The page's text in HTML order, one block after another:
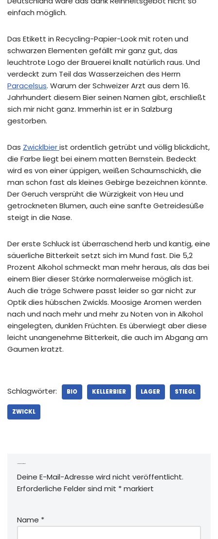
einfach möglich.
Das Etikett in Recycling-Papier-Look mit roten und
schwarzen Elementen gefällt mir ganz gut, das
leuchtrote Logo der Brauerei knallt natürlich raus. Und
verdeckt zum Teil das Wasserzeichen des Herrn
Paracelsus. Warum der Schweizer Arzt aus dem 16.
Jahrhundert diesem Bier seinen Namen gibt, erschließt
sich mir nicht ganz. Immerhin ist er in Salzburg
gestorben.
Das Zwicklbierist ordentlich getrübt und völlig blickdicht,
die Farbe liegt bei einem matten Bernstein. Bedeckt
wird es von einer üppigen, weißen Schaumschickh, die
man schon fast als kleines Gebirge bezeichnen könnte.
Der Geruch versprüht die Würzigkeit von Heu und
getrockneten Blumen, auch eine sanfte Getreidesüße
steigt in die Nase.
Der erste Schluck ist überraschend herb und kantig, eine
säuerliche Bitterkeit setzt sich im Mund fast. Die 5,2
Prozent Alkohol schmeckt man mehr heraus, als das bei
einem Bier dieser Stärke normalerweise möglich ist.
Auch die träge Schwere passt leider so gar nicht zur
Optik dies hübschen Zwickls. Moosige Aromen werden
nach und nach mehr und mehr zu Noten von in Alkohol
eingelegten, dunklen Früchten. Es überwiegt aber diese
leicht unangenehme Bitterkeit, die auch im Abgang am
Gaumen kratzt.
Schlagwörter: BIO KELLERBIER LAGER STIEGL
ZWICKL
Deine E-Mail-Adresse wird nicht veröffentlicht.
Erforderliche Felder sind mit *markiert
Name *